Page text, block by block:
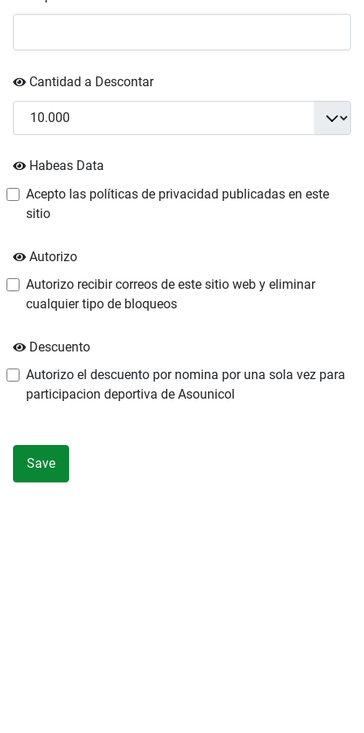
Cantidad a Descontar
Habeas Data
Acepto las políticas de privacidad publicadas en este
sitio
Autorizo
Autorizo recibir correos de este sitio web y eliminar
cualquier tipo de bloqueos
Descuento
Autorizo el descuento por nomina por una sola vez para
participacion deportiva de Asounicol
Save